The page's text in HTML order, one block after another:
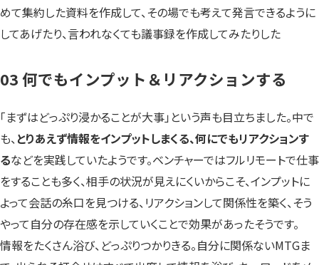
めて集約した資料を作成して、その場でも考えて発言できるように
してあげたり、言われなくても議事録を作成してみたりした
03 何でもインプット＆リアクションする
「まずはどっぷり浸かることが大事」という声も目立ちました。中で
も、とりあえず情報をインプットしまくる、何にでもリアクションす
るなどを実践していたようです。ベンチャーではフルリモートで仕事
をすることも多く、相手の状況が見えにくいからこそ、インプットに
よって会話の糸口を見つける、リアクションして関係性を築く、そう
やって自分の存在感を示していくことで効果があったそうです。
情報をたくさん浴び、どっぷりつかりきる。自分に関係ないMTGま